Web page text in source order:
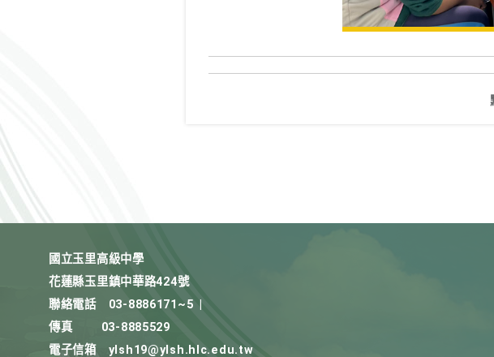
國立玉里高級中學
花蓮縣玉里鎮中華路424號
聯絡電話
03-8886171~5
傳真
03-8885529
電子信箱
ylsh19@ylsh.hlc.edu.tw